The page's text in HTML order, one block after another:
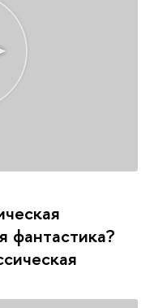
фантастика?